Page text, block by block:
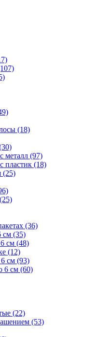
(18)
металл (97)
пластик (18)
(25)
(36)
см (35)
см (48)
(12)
см (93)
6 см (60)
(22)
(53)